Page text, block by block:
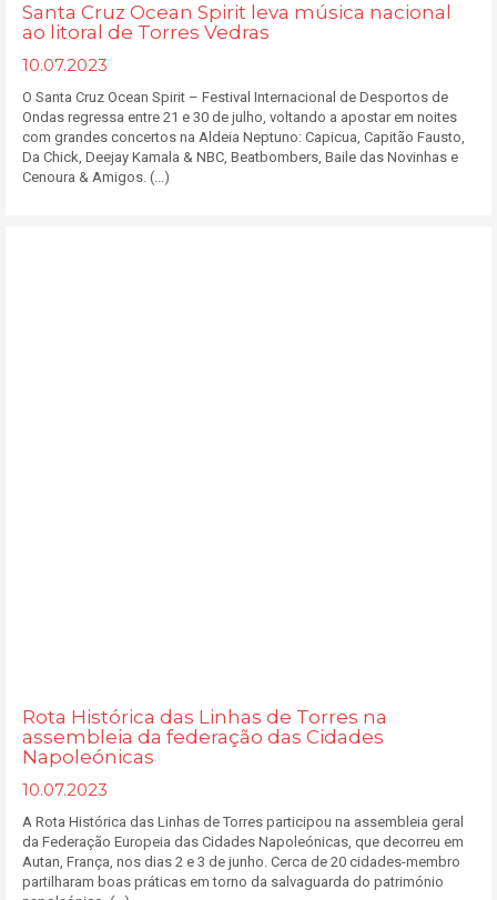
Santa Cruz Ocean Spirit leva música nacional
ao litoral de Torres Vedras
10.07.2023
O Santa Cruz Ocean Spirit – Festival Internacional de Desportos de
Ondas regressa entre 21 e 30 de julho, voltando a apostar em noites
com grandes concertos na Aldeia Neptuno: Capicua, Capitão Fausto,
Da Chick, Deejay Kamala & NBC, Beatbombers, Baile das Novinhas e
Cenoura & Amigos. (...)
Rota Histórica das Linhas de Torres na
assembleia da federação das Cidades
Napoleónicas
10.07.2023
A Rota Histórica das Linhas de Torres participou na assembleia geral
da Federação Europeia das Cidades Napoleónicas, que decorreu em
Autan, França, nos dias 2 e 3 de junho. Cerca de 20 cidades-membro
partilharam boas práticas em torno da salvaguarda do património